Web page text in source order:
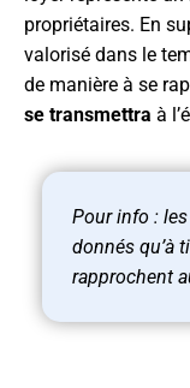
propriétaires. En
valorisé dans le
de manière à se
se transmettra à
Pour info :
donnés qu’à
rapprochent